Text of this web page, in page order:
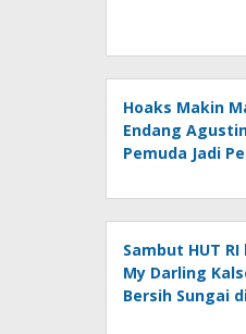
Hoaks Makin
Endang
Pemuda Jadi
Sambut HUT RI
My Darling
Bersih Sungai